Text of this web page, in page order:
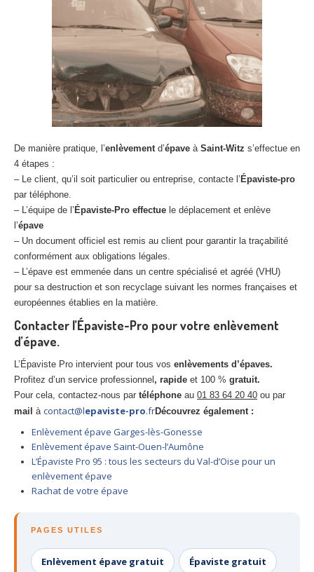
De manière pratique, l’enlèvementd’épave à Saint-Witz s’effectue en
4 étapes :
– Le client, qu’il soit particulier ou entreprise, contacte l’ Épaviste-pro
par téléphone.
– L’équipe de l’ Épaviste-Pro effectue le déplacement et enlève
l’épave
– Un document officiel est remis au client pour garantir la traçabilité
conformément aux obligations légales.
– L’épave est emmenée dans un centre spécialisé et agréé (VHU)
pour sa destruction et son recyclage suivant les normes françaises et
européennes établies en la matière.
Contacter l’Épaviste-Pro pour votre enlèvement
d’épave.
L’Épaviste Pro intervient pour tous vos enlèvements d’épaves.
Profitez d’un service professionnel , rapide et 100 % gratuit.
Pour cela, contactez-nous par téléphone au 01 83 64 20 40 ou par
mail à contact@lepaviste-pro.frDécouvrez également :
Enlèvement épave Garges-lès-Gonesse
Enlèvement épave Saint-Ouen-l’Aumône
L’Épaviste Pro 95 : tous les secteurs du Val-d’Oise pour un
enlèvement épave
Rachat de votre épave
PAGES UTILES
Enlèvement épave gratuit Épaviste gratuit